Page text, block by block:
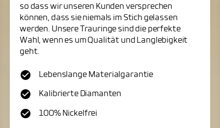
so dass wir unseren Kunden versprechen
können, dass sie niemals im Stich gelassen
werden. Unsere Trauringe sind die perfekte
Wahl, wenn es um Qualität und Langlebigkeit
geht.
Lebenslange Materialgarantie
Kalibrierte Diamanten
100% Nickelfrei